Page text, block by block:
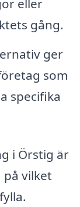
eller
gång.
ger
som
specifika
i Örstig är
på vilket